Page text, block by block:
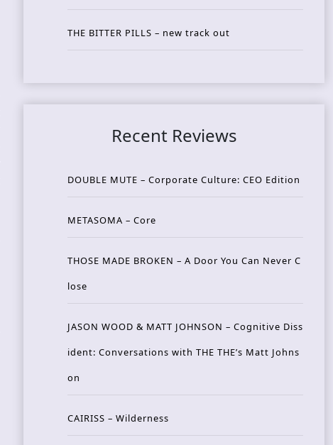
THE BITTER PILLS – new track out
Recent Reviews
DOUBLE MUTE – Corporate Culture: CEO Edition
METASOMA – Core
THOSE MADE BROKEN – A Door You Can Never C
lose
JASON WOOD & MATT JOHNSON – Cognitive Diss
ident: Conversations with THE THE’s Matt Johns
on
CAIRISS – Wilderness